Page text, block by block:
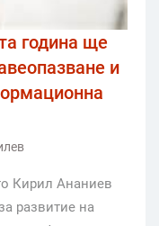
година ще
и
Кирил Ананиев
развитие на